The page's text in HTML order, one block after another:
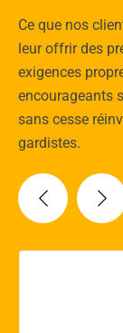
Ce que nos
leur offrir des
exigences
encourageants
sans cesse
gardistes.